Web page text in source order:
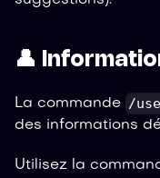
👤
La commande /
des informations
Utilisez la